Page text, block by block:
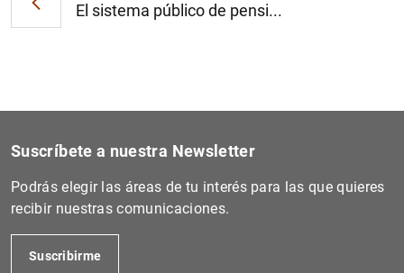
El sistema público de pensi...
Suscríbete a nuestra Newsletter
Podrás elegir las áreas de tu interés para las que quieres
recibir nuestras comunicaciones.
Suscribirme